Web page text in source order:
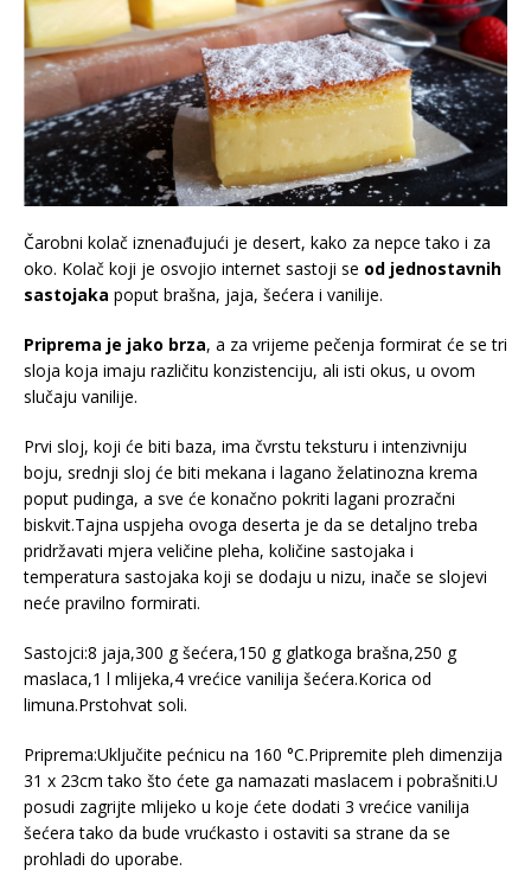
Čarobni kolač iznenađujući je desert, kako za nepce tako i za
oko. Kolač koji je osvojio internet sastoji se od jednostavnih
sastojaka poput brašna, jaja, šećera i vanilije.
Priprema je jako brza, a za vrijeme pečenja formirat će se tri
sloja koja imaju različitu konzistenciju, ali isti okus, u ovom
slučaju vanilije.
Prvi sloj, koji će biti baza, ima čvrstu teksturu i intenzivniju
boju, srednji sloj će biti mekana i lagano želatinozna krema
poput pudinga, a sve će konačno pokriti lagani prozračni
biskvit.Tajna uspjeha ovoga deserta je da se detaljno treba
pridržavati mjera veličine pleha, količine sastojaka i
temperatura sastojaka koji se dodaju u nizu, inače se slojevi
neće pravilno formirati.
Sastojci:8 jaja,300 g šećera,150 g glatkoga brašna,250 g
maslaca,1 l mlijeka,4 vrećice vanilija šećera.Korica od
limuna.Prstohvat soli.
Priprema:Uključite pećnicu na 160 °C.Pripremite pleh dimenzija
31 x 23cm tako što ćete ga namazati maslacem i pobrašniti.U
posudi zagrijte mlijeko u koje ćete dodati 3 vrećice vanilija
šećera tako da bude vrućkasto i ostaviti sa strane da se
prohladi do uporabe.